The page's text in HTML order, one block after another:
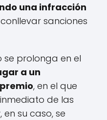
una infracción
sanciones
se prolonga en el
a un
, en el que
de las
su caso, se